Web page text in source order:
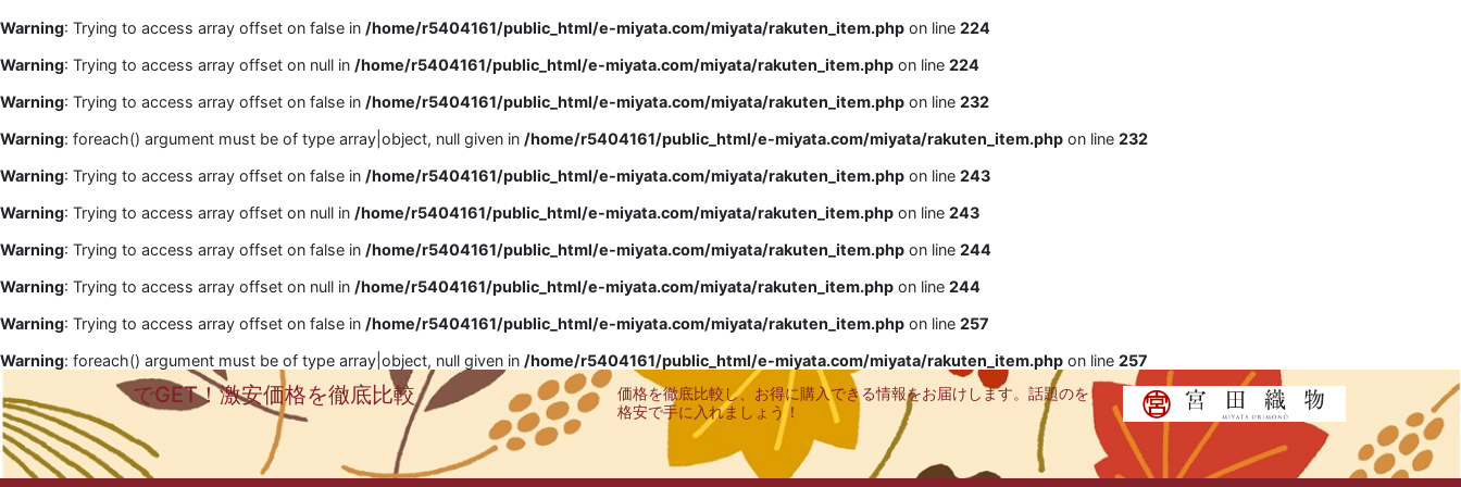
Warning: Trying to access array offset on false in /home/r5404161/public_html/e-miyata.com/miyata/rakuten_item.php on line 224
Warning: Trying to access array offset on null in /home/r5404161/public_html/e-miyata.com/miyata/rakuten_item.php on line 224
Warning: Trying to access array offset on false in /home/r5404161/public_html/e-miyata.com/miyata/rakuten_item.php on line 232
Warning: foreach() argument must be of type array|object, null given in /home/r5404161/public_html/e-miyata.com/miyata/rakuten_item.php on line 232
Warning: Trying to access array offset on false in /home/r5404161/public_html/e-miyata.com/miyata/rakuten_item.php on line 243
Warning: Trying to access array offset on null in /home/r5404161/public_html/e-miyata.com/miyata/rakuten_item.php on line 243
Warning: Trying to access array offset on false in /home/r5404161/public_html/e-miyata.com/miyata/rakuten_item.php on line 244
Warning: Trying to access array offset on null in /home/r5404161/public_html/e-miyata.com/miyata/rakuten_item.php on line 244
Warning: Trying to access array offset on false in /home/r5404161/public_html/e-miyata.com/miyata/rakuten_item.php on line 257
Warning: foreach() argument must be of type array|object, null given in /home/r5404161/public_html/e-miyata.com/miyata/rakuten_item.php on line 257
でGET！激安価格を徹底比較
価格を徹底比較し、お得に購入できる情報をお届けします。話題のを
格安で手に入れましょう！